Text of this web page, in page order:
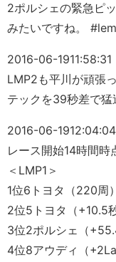
2ポルシェの緊急ピ
みたいですね。
2016-06-1911:58:31
LMP2も平川が頑張
テックを39秒差で
2016-06-1912:04:04
レース開始14時間時
＜LMP1＞
1位6トヨタ（220周）
2位5トヨタ（+10.5秒
3位2ポルシェ（
4位8アウディ（